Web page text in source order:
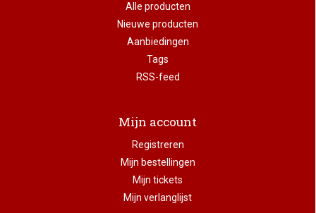
Alle producten
Nieuwe producten
Aanbiedingen
Tags
RSS-feed
Mijn account
Registreren
Mijn bestellingen
Mijn tickets
Mijn verlanglijst